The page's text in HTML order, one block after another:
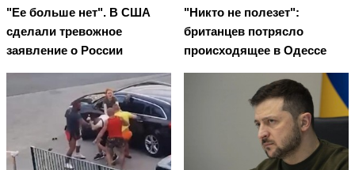
"Ее больше нет". В США
сделали тревожное
заявление о России
"Никто не полезет":
британцев потрясло
происходящее в Одессе